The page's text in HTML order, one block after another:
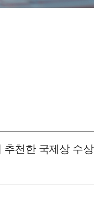
추천한 국제상 수상